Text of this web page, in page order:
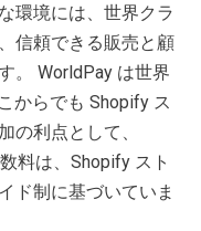
環境には、世界クラ
信頼できる販売と顧
。 WorldPay は世界
からでも Shopify ス
の利点として、
料は、Shopify スト
ド制に基づいていま